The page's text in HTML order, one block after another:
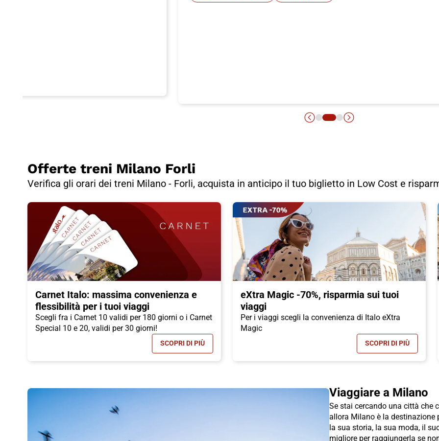
Offerte treni Milano Forli
Verifica gli orari dei treni Milano - Forli, acquista in anticipo il tuo biglietto in Low Cost e
Carnet Italo: massima convenienza e
flessibilità per i tuoi viaggi
Scegli fra i Carnet 10 validi per 180 giorni o i Carnet
Special 10 e 20, validi per 30 giorni!
SCOPRI DI PIÙ- CARNET ITALO: MASSIMA CONVENIENZA E FLESSIBILITÀ PER I TUOI VIAGGI
eXtra Magic -70%, risparmia sui tuoi
viaggi
Per i viaggi scegli la convenienza di Italo eXtra
Magic
SCOPRI DI PIÙ- EXTRA MAGIC
Viaggiare a Milano
Se stai cercando una città che
allora Milano è la destinazione
la sua storia, la sua moda, il
migliore per raggiungerla se